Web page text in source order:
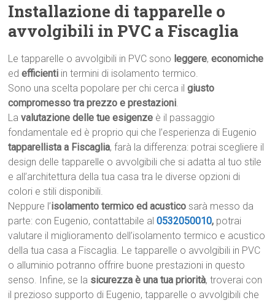
Installazione di tapparelle o
avvolgibili in PVC a Fiscaglia
Le tapparelle o avvolgibili in PVC sono leggere,economiche
edefficienti in termini di isolamento termico.
Sono una scelta popolare per chi cerca ilgiusto
compromesso tra prezzo e prestazioni.
Lavalutazione delle tue esigenze è il passaggio
fondamentale ed è proprio qui che l’esperienza di Eugenio
tapparellista a Fiscaglia, farà la differenza: potrai scegliere il
design delle tapparelle o avvolgibili che si adatta al tuo stile
e all’architettura della tua casa tra le diverse opzioni di
colori e stili disponibili.
Neppure l’isolamento termico ed acustico sarà messo da
parte: con Eugenio, contattabile al0532050010, potrai
valutare il miglioramento dell’isolamento termico e acustico
della tua casa a Fiscaglia. Le tapparelle o avvolgibili in PVC
o alluminio potranno offrire buone prestazioni in questo
senso. Infine, se la sicurezza è una tua priorità, troverai con
il prezioso supporto di Eugenio, tapparelle o avvolgibili che